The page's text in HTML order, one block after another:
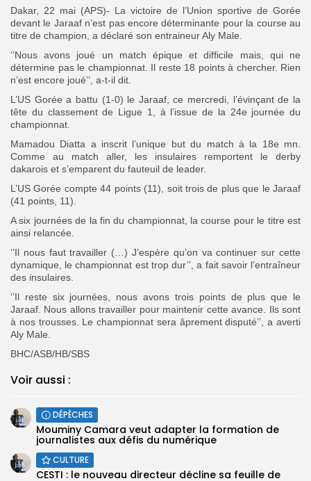
Dakar, 22 mai (APS)- La victoire de l’Union sportive de Gorée
devant le Jaraaf n’est pas encore déterminante pour la course au
titre de champion, a déclaré son entraineur Aly Male.
‘’Nous avons joué un match épique et difficile mais, qui ne
détermine pas le championnat. Il reste 18 points à chercher. Rien
n’est encore joué’’, a-t-il dit.
L’US Gorée a battu (1-0) le Jaraaf, ce mercredi, l’évinçant de la
tête du classement de Ligue 1, à l’issue de la 24e journée du
championnat.
Mamadou Diatta a inscrit l’unique but du match à la 18e mn.
Comme au match aller, les insulaires remportent le derby
dakarois et s’emparent du fauteuil de leader.
L’US Gorée compte 44 points (11), soit trois de plus que le Jaraaf
(41 points, 11).
A six journées de la fin du championnat, la course pour le titre est
ainsi relancée.
‘’Il nous faut travailler (…) J’espère qu’on va continuer sur cette
dynamique, le championnat est trop dur’’, a fait savoir l’entraîneur
des insulaires.
‘’Il reste six journées, nous avons trois points de plus que le
Jaraaf. Nous allons travailler pour maintenir cette avance. Ils sont
à nos trousses. Le championnat sera âprement disputé’’, a averti
Aly Male.
BHC/ASB/HB/SBS
Voir aussi :
DÉPÊCHES
Mouminy Camara veut adapter la formation de
journalistes aux défis du numérique
CULTURE
CESTI : le nouveau directeur décline sa feuille de